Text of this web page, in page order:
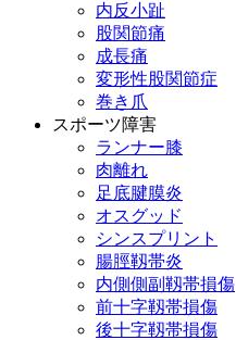
内反小趾
股関節痛
成長痛
変形性股関節症
巻き爪
スポーツ障害
ランナー膝
肉離れ
足底腱膜炎
オスグッド
シンスプリント
腸脛靱帯炎
内側側副靱帯損傷
前十字靱帯損傷
後十字靱帯損傷